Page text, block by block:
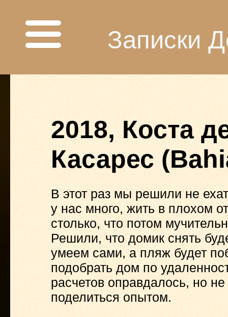
Записки
2018, Коста
Касарес
В этот раз мы решили не
у нас много, жить в плохом
столько, что потом
Решили, что домик снять
умеем сами, а пляж будет
подобрать дом по
расчетов оправдалось, но
поделиться опытом.